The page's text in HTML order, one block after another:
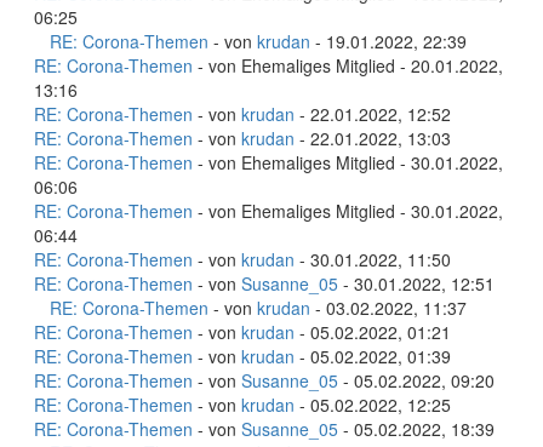
06:25
RE: Corona-Themen - von krudan - 19.01.2022, 22:39
RE: Corona-Themen - von Ehemaliges Mitglied - 20.01.2022,
13:16
RE: Corona-Themen - von krudan - 22.01.2022, 12:52
RE: Corona-Themen - von krudan - 22.01.2022, 13:03
RE: Corona-Themen - von Ehemaliges Mitglied - 30.01.2022,
06:06
RE: Corona-Themen - von Ehemaliges Mitglied - 30.01.2022,
06:44
RE: Corona-Themen - von krudan - 30.01.2022, 11:50
RE: Corona-Themen - von Susanne_05 - 30.01.2022, 12:51
RE: Corona-Themen - von krudan - 03.02.2022, 11:37
RE: Corona-Themen - von krudan - 05.02.2022, 01:21
RE: Corona-Themen - von krudan - 05.02.2022, 01:39
RE: Corona-Themen - von Susanne_05 - 05.02.2022, 09:20
RE: Corona-Themen - von krudan - 05.02.2022, 12:25
RE: Corona-Themen - von Susanne_05 - 05.02.2022, 18:39